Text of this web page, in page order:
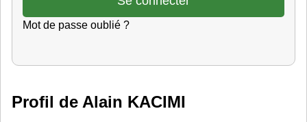
Mot de passe oublié ?
Profil de Alain KACIMI